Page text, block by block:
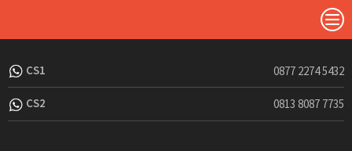
CS1 0877 2274 5432
CS2 0813 8087 7735